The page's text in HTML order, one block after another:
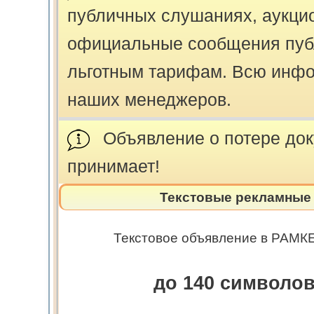
публичных слушаниях,
официальные сообщения
льготным тарифам. Всю
наших менеджеров.
Объявление о потере
принимает!
Текстовые
Текстовое объявление в
до 140